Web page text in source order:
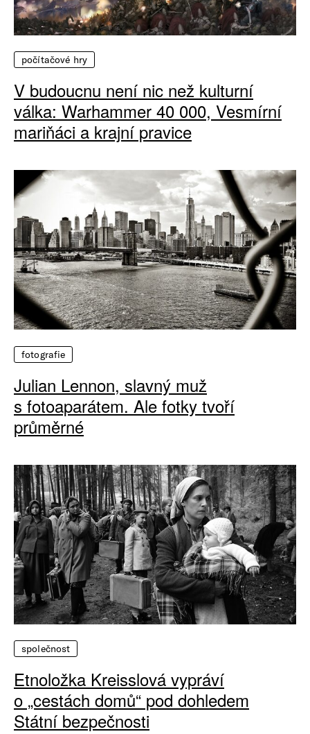
počítačové hry
V budoucnu není nic než kulturní
válka: Warhammer 40 000, Vesmírní
mariňáci a krajní pravice
fotografie
Julian Lennon, slavný muž
s fotoaparátem. Ale fotky tvoří
průměrné
společnost
Etnoložka Kreisslová vypráví
o „cestách domů“ pod dohledem
Státní bezpečnosti